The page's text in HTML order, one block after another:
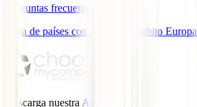
Preguntas frecuentes
Lista de países con cobertura ámbito Europa
Descarga nuestra App.